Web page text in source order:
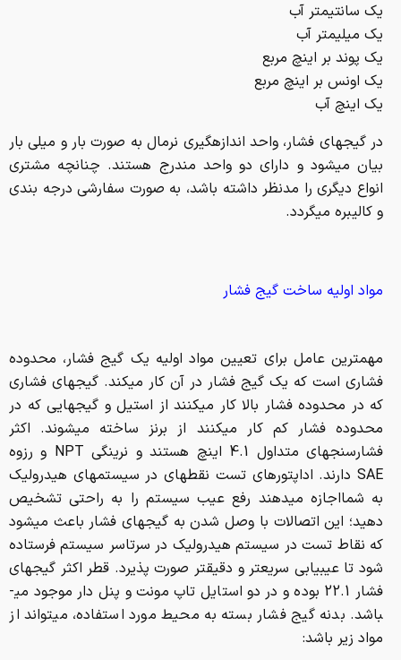
یک سانتی­متر آب
یک میلی­متر آب
یک پوند بر اینچ مربع
یک اونس بر اینچ مربع
یک اینچ آب
در گیج­های فشار، واحد اندازه­گیری نرمال به صورت بار و میلی بار
بیان می­شود و دارای دو واحد مندرج هستند. چنانچه مشتری
انواع دیگری را مدنظر داشته باشد، به صورت سفارشی درجه بندی
و کالیبره می­گردد.
مواد اولیه ساخت گیج فشار
مهم­ترین عامل برای تعیین مواد اولیه یک گیج فشار، محدوده
فشاری است که یک گیج فشار در آن کار می­کند. گیج­های فشاری
که در محدوده فشار بالا کار می­کنند از استیل و گیج­هایی که در
محدوده فشار کم کار می­کنند از برنز ساخته می­شوند. اکثر
فشارسنج­­های متداول 4.1 اینچ هستند و نرینگی NPT و رزوه
SAE دارند. اداپتورهای تست نقطه­ای در سیستم­های هیدرولیک
به شمااجازه می­دهند رفع عیب سیستم را به راحتی تشخیص
دهید؛ این اتصالات با وصل شدن به گیج­های فشار باعث می­شود
که نقاط تست در سیستم هیدرولیک در سرتاسر سیستم فرستاده
شود تا عیب­یابی سریع­تر و دقیق­تر صورت پذیرد. قطر اکثر گیج­های
فشار 22.1 بوده و در دو استایل تاپ مونت و پنل دار موجود می­
باشد. بدنه گیج فشار بسته به محیط مورد استفاده، می­تواند از
مواد زیر باشد: